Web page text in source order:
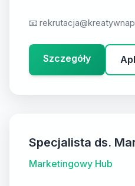
📧
Szczegóły
Specjalista ds.
Marketingowy Hub